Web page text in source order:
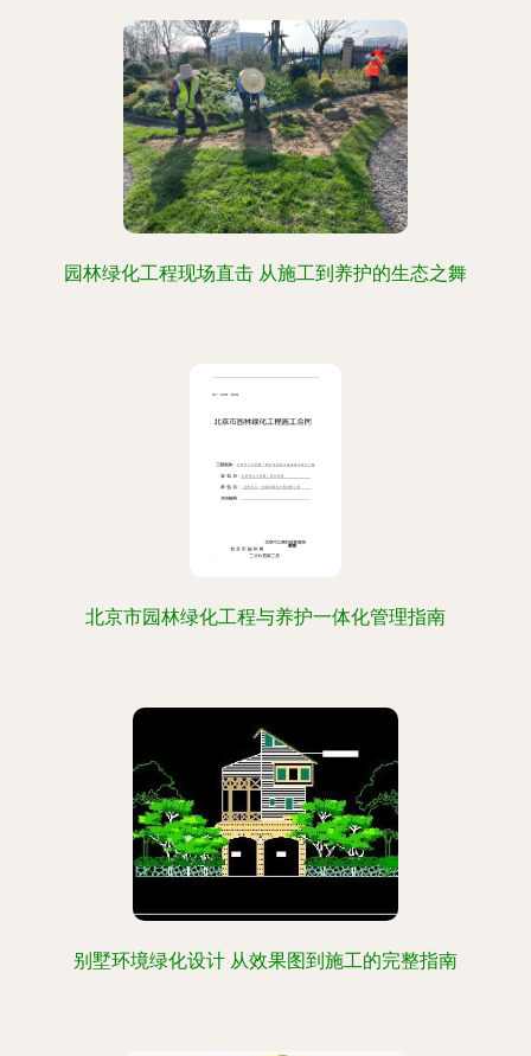
园林绿化工程现场直击 从施工到养护的生态之舞
北京市园林绿化工程与养护一体化管理指南
别墅环境绿化设计 从效果图到施工的完整指南